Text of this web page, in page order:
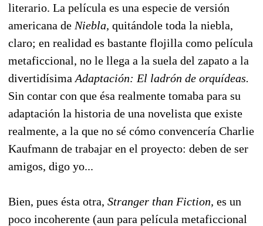
literario. La película es una especie de versión
americana de Niebla, quitándole toda la niebla,
claro; en realidad es bastante flojilla como película
metaficcional, no le llega a la suela del zapato a la
divertidísima Adaptación: El ladrón de orquídeas.
Sin contar con que ésa realmente tomaba para su
adaptación la historia de una novelista que existe
realmente, a la que no sé cómo convencería Charlie
Kaufmann de trabajar en el proyecto: deben de ser
amigos, digo yo...
Bien, pues ésta otra, Stranger than Fiction, es un
poco incoherente (aun para película metaficcional